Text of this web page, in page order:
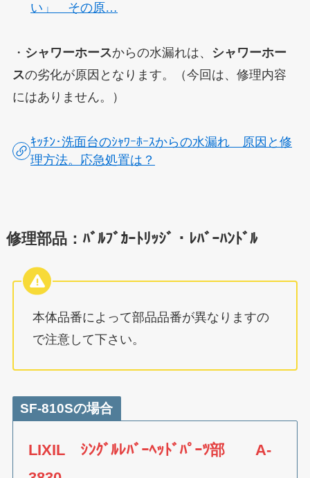
い」 その原…
・ シャワーホースからの水漏れは、
シャワーホー
スの劣化が原因となります。
（今回は、修理内容
にはありません。）
ｷｯﾁﾝ･洗面台のｼｬﾜｰﾎｰｽからの水漏れ 原因と修
理方法。応急処置は？
修理部品：ﾊﾞﾙﾌﾞｶｰﾄﾘｯｼﾞ・ﾚﾊﾞｰﾊﾝﾄﾞﾙ
本体品番によって部品品番が異なりますの
で注意して下さい。
SF-810Sの場合
LIXIL ｼﾝｸﾞﾙﾚﾊﾞｰﾍｯﾄﾞﾊﾟｰﾂ部 A-